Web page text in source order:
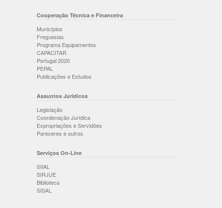
Cooperação Técnica e Financeira
Municípios
Freguesias
Programa Equipamentos
CAPACITAR
Portugal 2020
PEPAL
Publicações e Estudos
Assuntos Jurídicos
Legislação
Coordenação Jurídica
Expropriações e Servidões
Pareceres e outros
Serviços On-Line
SIIAL
SIRJUE
Biblioteca
SISAL